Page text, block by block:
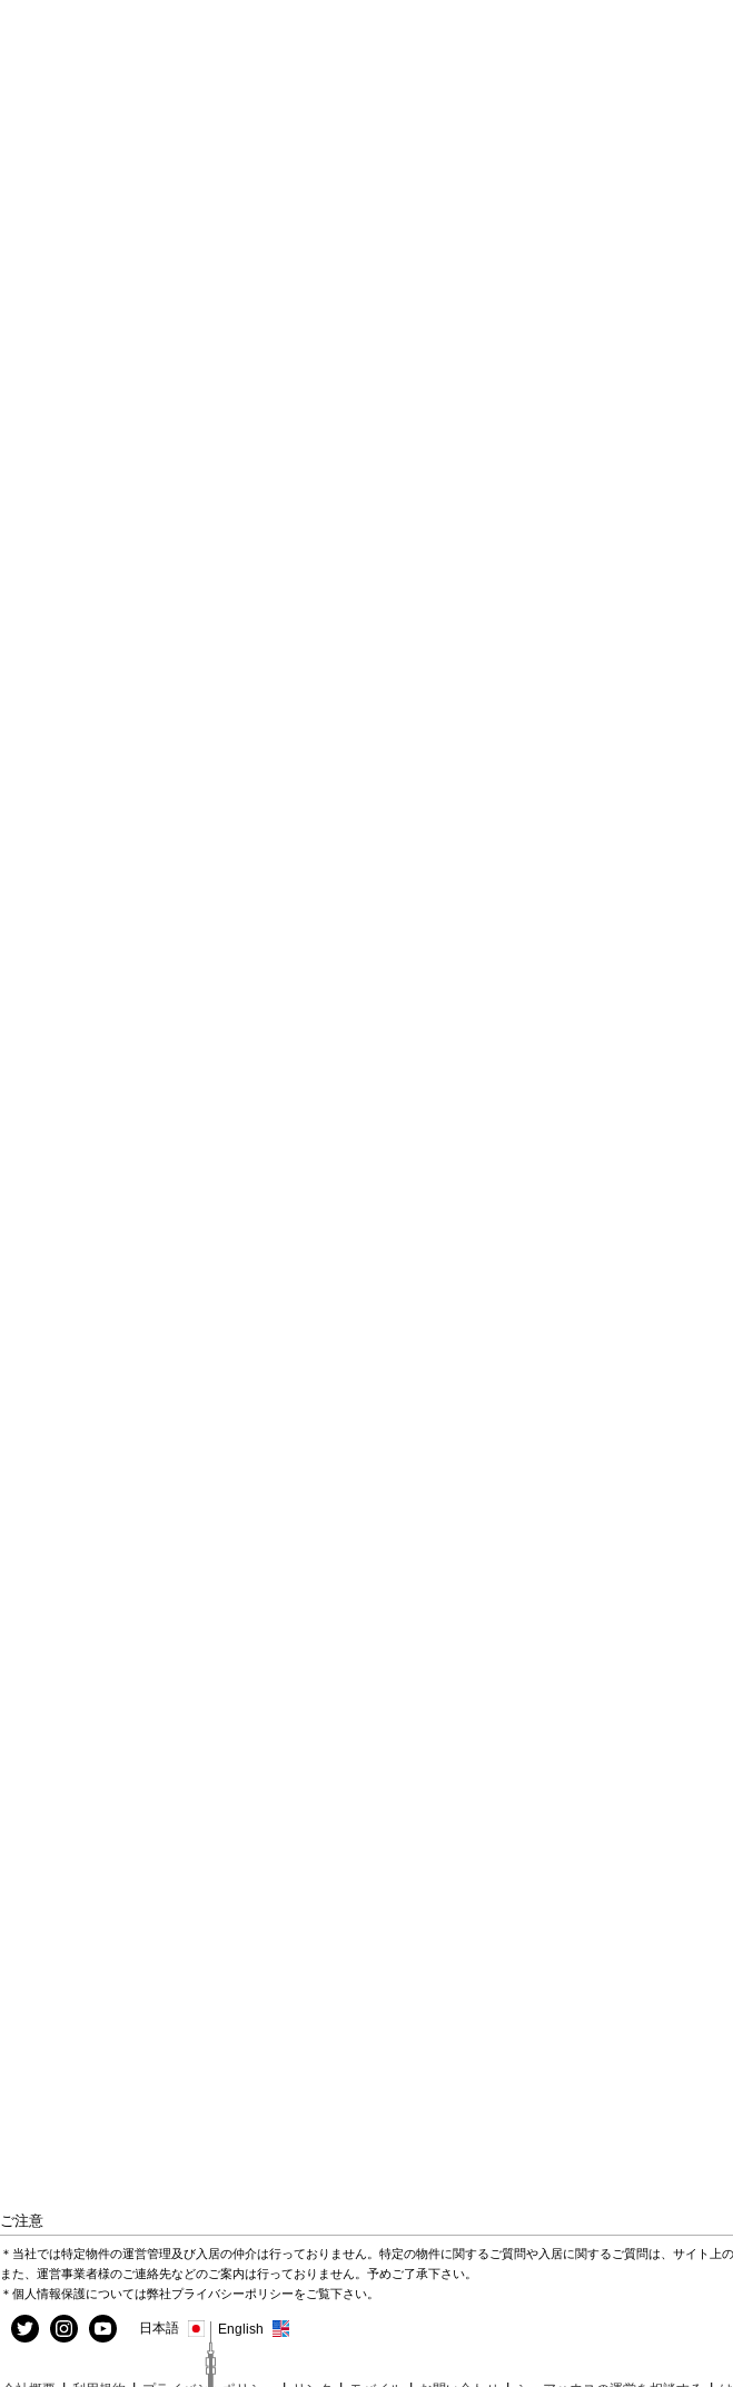
ご注意
＊当社では特定物件の運営管理及び入居の仲介は行っておりません。特定の物件に関するご質問や入居に関するご質問は、サイト上
また、運営事業者様のご連絡先などのご案内は行っておりません。予めご了承下さい。
＊個人情報保護については弊社プライバシーポリシーをご覧下さい。
日本語 English